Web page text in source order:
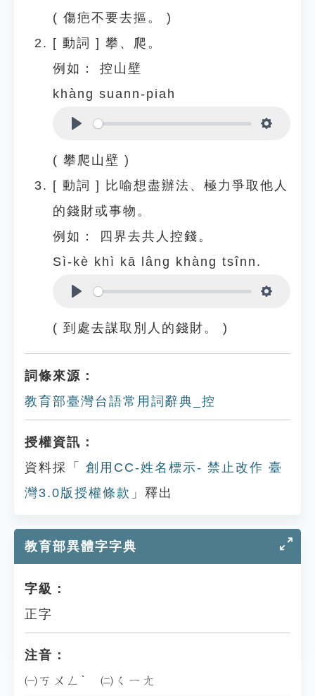
( 傷疤不要去摳。 )
[ 動詞 ] 攀、爬。
例如：
控山壁
khàng suann-piah
( 攀爬山壁 )
[ 動詞 ]
比喻想盡辦法、極力爭取他人
的錢財或事物。
例如：
四界去共人控錢。
Sì-kè khì kā lâng khàng tsînn.
( 到處去謀取別人的錢財。 )
詞條來源：
教育部臺灣台語常用詞辭典_控
授權資訊：
資料採「
創用CC-姓名標示- 禁止改作 臺
灣3.0版授權條款 」釋出
教育部異體字字典
字級：
正字
注音：
㈠ㄎㄨㄥˋ ㈡ㄑㄧㄤ